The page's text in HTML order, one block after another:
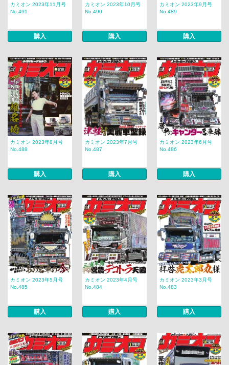
カミオン 2023年11月号
No.491
購入
カミオン 2023年10月号
No.490
購入
カミオン 2023年9月号
No.489
購入
カミオン 2023年8月号
No.488
購入
カミオン 2023年7月号
No.487
購入
カミオン 2023年6月号
No.486
購入
カミオン 2023年5月号
No.485
購入
カミオン 2023年4月号
No.484
購入
カミオン 2023年3月号
No.483
購入